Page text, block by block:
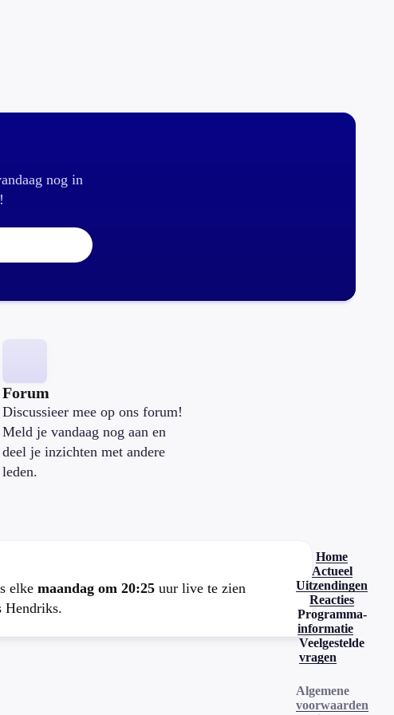
nog in
Forum
Discussieer mee op ons forum!
Meld je vandaag nog aan en
deel je inzichten met andere
leden.
elke maandag om 20:25 uur live te zien
Hendriks.
Home
Actueel
Uitzendingen
Reacties
Programma-
informatie
Veelgestelde
vragen
Algemene
voorwaarden